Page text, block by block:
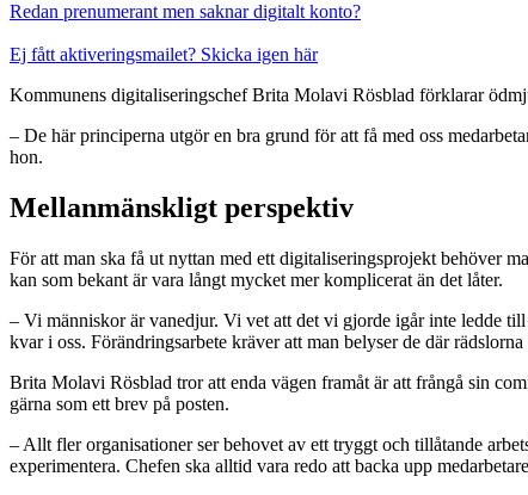
Redan prenumerant men saknar digitalt konto?
Ej fått aktiveringsmailet? Skicka igen här
Kommunens digitaliseringschef Brita Molavi Rösblad förklarar
– De här principerna utgör en bra grund för att få med oss
hon.
Mellanmänskligt perspektiv
För att man ska få ut nyttan med ett digitaliseringsprojekt behöver
kan som bekant är vara långt mycket mer komplicerat än det låter.
– Vi människor är vanedjur. Vi vet att det vi gjorde igår inte ledde
kvar i oss. Förändringsarbete kräver att man belyser de där
Brita Molavi Rösblad tror att enda vägen framåt är att frångå sin
gärna som ett brev på posten.
– Allt fler organisationer ser behovet av ett tryggt och tillåtande
experimentera. Chefen ska alltid vara redo att backa upp